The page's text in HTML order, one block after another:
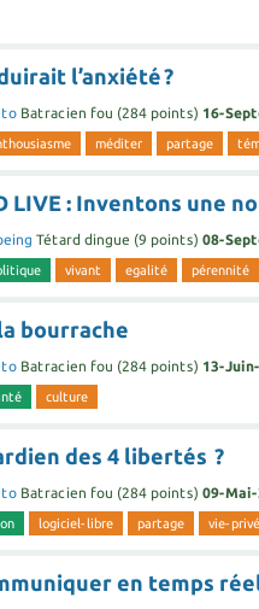
l’anxiété ?
Batracien fou (284 points) 16-
méditer partage
LIVE : Inventons une
Tétard dingue (9 points) 08-
vivant egalité pérennité
bourrache
Batracien fou (284 points) 13-
culture
des 4 libertés ?
Batracien fou (284 points) 09-Mai-
logiciel-libre partage vie-
en temps